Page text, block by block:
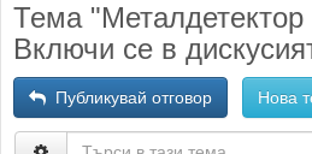
Тема "Металдетектор
Включи се в
Публикувай отговор Нова